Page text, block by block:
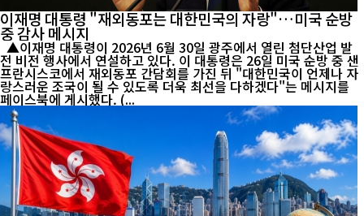
이재명 대통령 "재외동포는 대한민국의 자랑"…미국 순방
중 감사 메시지
▲이재명 대통령이 2026년 6월 30일 광주에서 열린 첨단산업 발
전 비전 행사에서 연설하고 있다. 이 대통령은 26일 미국 순방 중 샌
프란시스코에서 재외동포 간담회를 가진 뒤 "대한민국이 언제나 자
랑스러운 조국이 될 수 있도록 더욱 최선을 다하겠다"는 메시지를
페이스북에 게시했다. (...